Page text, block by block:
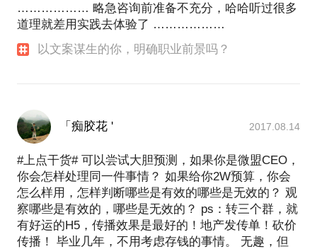
……………… 略急咨询前准备不充分，哈哈听过很多
道理就差用实践去体验了 ………………
以文案谋生的你，明确职业前景吗？
「痴胶花 ' 2017.08.14
#上点干货# 可以尝试大胆预测，如果你是微盟CEO，
你会怎样处理同一件事情？ 如果给你2W预算，你会
怎么样用，怎样判断哪些是有效的哪些是无效的？ 观
察哪些是有效的，哪些是无效的？ ps：转三个群，就
有好运的H5，传播效果是最好的！地产发传单！砍价
传播！ 毕业几年，不用考虑存钱的事情。 无趣，但